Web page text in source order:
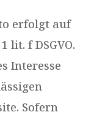
erfolgt auf
lit. f DSGVO.
Interesse
Sofern